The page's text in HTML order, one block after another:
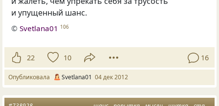
и упущенный шанс.
©Svetlana01 106
22 10 16
Опубликовала Svetlana01 04 дек 2012